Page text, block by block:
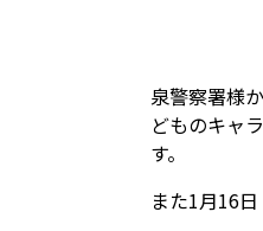
泉警察署様
どものキャ
す。
また1月16